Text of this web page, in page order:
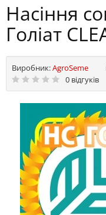
Насіння
Голіат
Виробник:AgroSeme
0 відгуків